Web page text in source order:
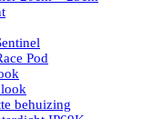
Pod
behuizing
IP69K